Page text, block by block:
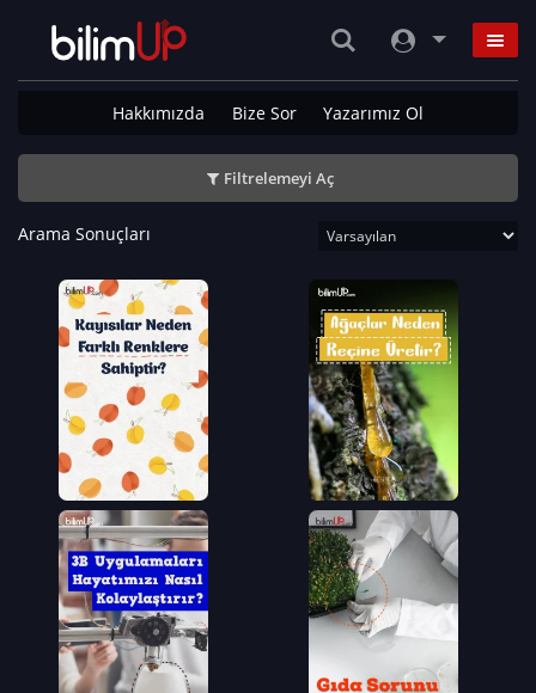
Hakkımızda Bize Sor Yazarımız Ol
Filtrelemeyi Aç
Arama Sonuçları